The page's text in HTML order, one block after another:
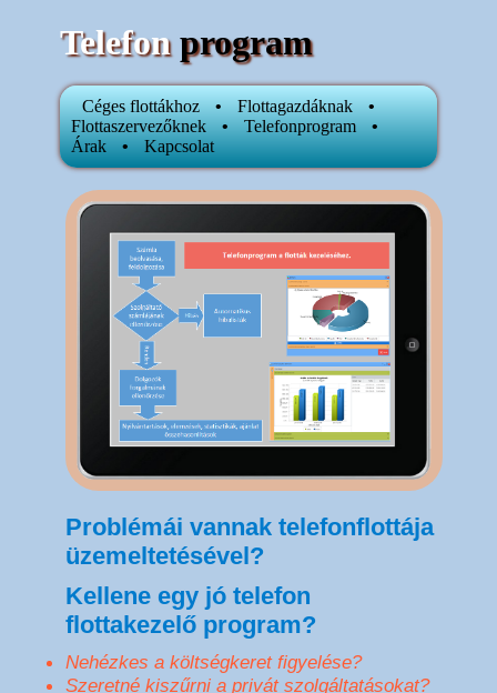
Telefonprogram
Céges flottákhoz • Flottagazdáknak •
Flottaszervezőknek • Telefonprogram •
Árak • Kapcsolat
Problémái vannak telefonflottája
üzemeltetésével?
Kellene egy jó telefon
flottakezelő program?
Nehézkes a költségkeret figyelése?
Szeretné kiszűrni a privát szolgáltatásokat?